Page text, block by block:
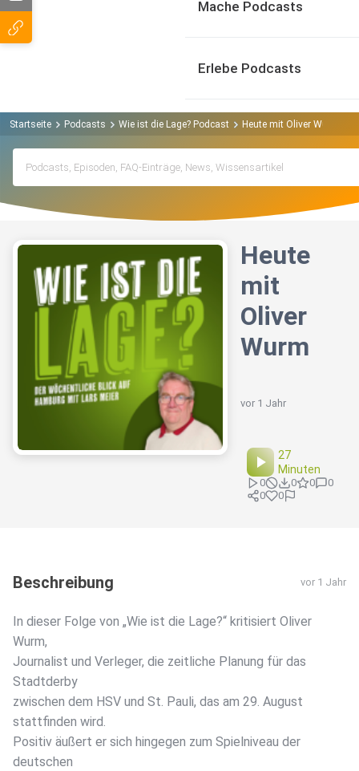
Mache Podcasts
Erlebe Podcasts
Startseite Podcasts Wie ist die Lage? Podcast Heute mit Oliver Wurm
Heute
mit
Oliver
Wurm
vor 1 Jahr
27
Minuten
0 0 0
0
0
0
Beschreibung vor 1 Jahr
In dieser Folge von „Wie ist die Lage?“ kritisiert Oliver
Wurm,
Journalist und Verleger, die zeitliche Planung für das
Stadtderby
zwischen dem HSV und St. Pauli, das am 29. August
stattfinden wird.
Positiv äußert er sich hingegen zum Spielniveau der
deutschen